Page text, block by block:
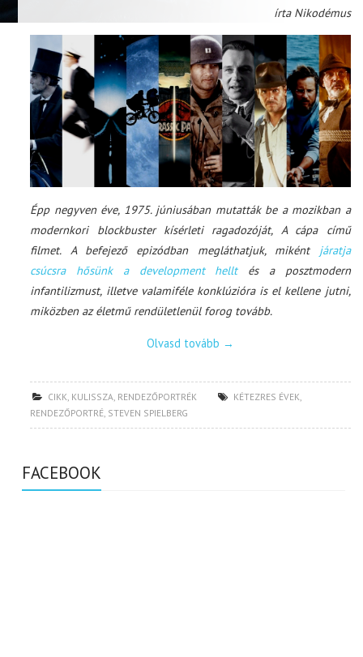
írta Nikodémus
Épp negyven éve, 1975. júniusában mutatták be a mozikban a
modernkori blockbuster kísérleti ragadozóját, A cápa című
filmet. A befejező epizódban megláthatjuk, miként járatja
csúcsra hősünk a development helltés a posztmodern
infantilizmust, illetve valamiféle konklúzióra is el kellene jutni,
miközben az életmű rendületlenül forog tovább.
Olvasd tovább →
CIKK, KULISSZA, RENDEZŐPORTRÉK KÉTEZRES ÉVEK,
RENDEZŐPORTRÉ, STEVEN SPIELBERG
FACEBOOK